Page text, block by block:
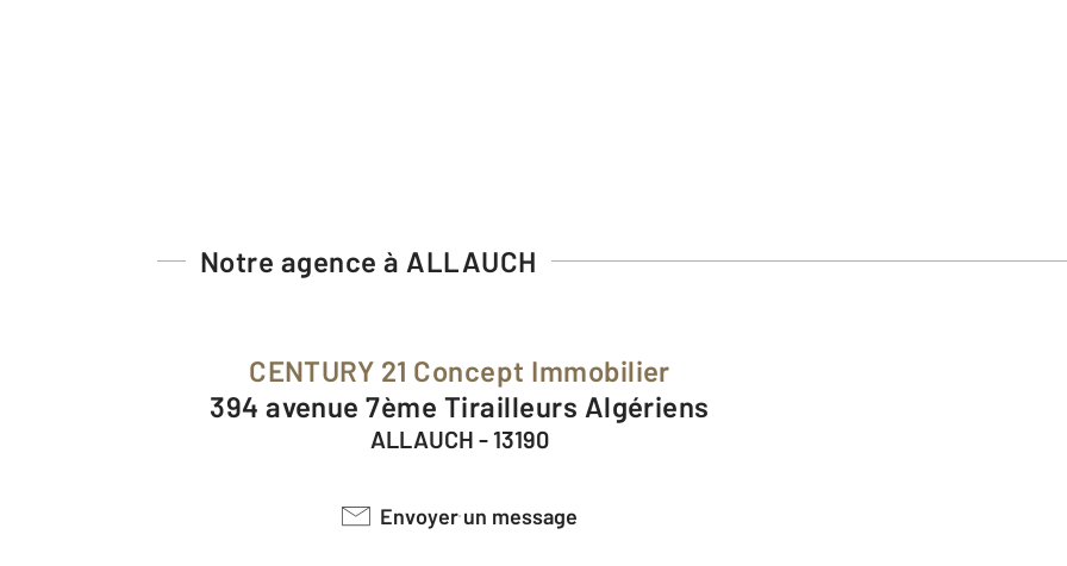
Notre agence à ALLAUCH
CENTURY 21 Concept Immobilier
394 avenue 7ème Tirailleurs Algériens
ALLAUCH - 13190
Envoyer un message